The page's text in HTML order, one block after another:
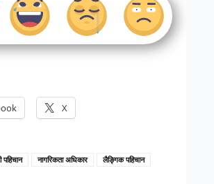
X
पहिचान नागरिकता अधिकार
लैङ्गिक पहिचान